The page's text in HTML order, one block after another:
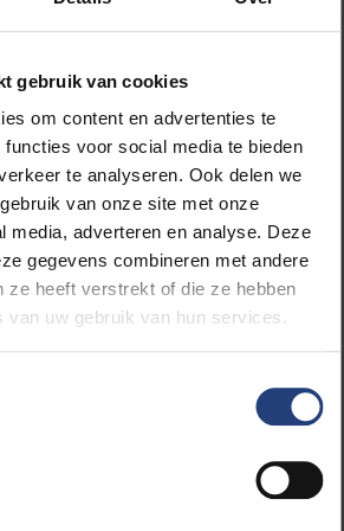
gebruik van cookies
om content en advertenties te
functies voor social media te bieden
te analyseren. Ook delen we
van onze site met onze
media, adverteren en analyse. Deze
gegevens combineren met andere
ze heeft verstrekt of die ze hebben
van uw gebruik van hun services.
geldt een